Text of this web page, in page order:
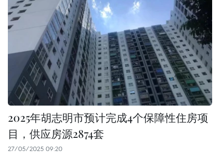
2025年胡志明市预计完成4个保障性住房项
目，供应房源2874套
27/05/2025 09:20